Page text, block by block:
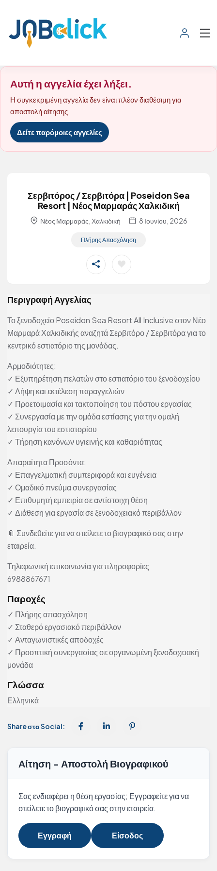
Αυτή η αγγελία έχει λήξει.
Η συγκεκριμένη αγγελία δεν είναι πλέον διαθέσιμη για
αποστολή αίτησης.
Δείτε παρόμοιες αγγελίες
Σερβιτόρος / Σερβιτόρα | Poseidon Sea
Resort | Νέος Μαρμαράς Χαλκιδική
Νέος Μαρμαράς, Χαλκιδική 8 Ιουνίου, 2026
Πλήρης Απασχόληση
Περιγραφή Αγγελίας
Το ξενοδοχείο Poseidon Sea Resort All Inclusive στον Νέο
Μαρμαρά Χαλκιδικής αναζητά Σερβιτόρο / Σερβιτόρα για το
κεντρικό εστιατόριο της μονάδας.
Αρμοδιότητες:
✓ Εξυπηρέτηση πελατών στο εστιατόριο του ξενοδοχείου
✓ Λήψη και εκτέλεση παραγγελιών
✓ Προετοιμασία και τακτοποίηση του πόστου εργασίας
✓ Συνεργασία με την ομάδα εστίασης για την ομαλή
λειτουργία του εστιατορίου
✓ Τήρηση κανόνων υγιεινής και καθαριότητας
Απαραίτητα Προσόντα:
✓ Επαγγελματική συμπεριφορά και ευγένεια
✓ Ομαδικό πνεύμα συνεργασίας
✓ Επιθυμητή εμπειρία σε αντίστοιχη θέση
✓ Διάθεση για εργασία σε ξενοδοχειακό περιβάλλον
📎 Συνδεθείτε για να στείλετε το βιογραφικό σας στην
εταιρεία.
Τηλεφωνική επικοινωνία για πληροφορίες
6988867671
Παροχές
✓ Πλήρης απασχόληση
✓ Σταθερό εργασιακό περιβάλλον
✓ Ανταγωνιστικές αποδοχές
✓ Προοπτική συνεργασίας σε οργανωμένη ξενοδοχειακή
μονάδα
Γλώσσα
Ελληνικά
Share στα Social:
Αίτηση - Αποστολή Βιογραφικού
Σας ενδιαφέρει η θέση εργασίας; Εγγραφείτε για να
στείλετε το βιογραφικό σας στην εταιρεία.
Εγγραφή Είσοδος